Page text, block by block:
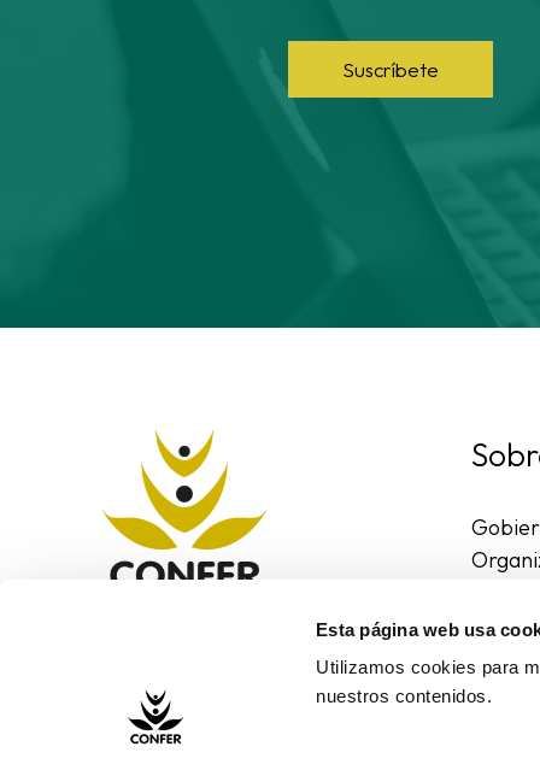
Esta página web usa
Utilizamos cookies para
nuestros contenidos.
Suscríbete